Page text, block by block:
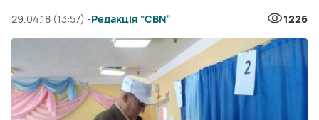
29.04.18 (13:57) -Редакція “CBN” 1226